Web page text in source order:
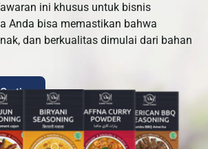
ini khusus untuk bisnis
Anda bisa memastikan bahwa
dan berkualitas dimulai dari bahan